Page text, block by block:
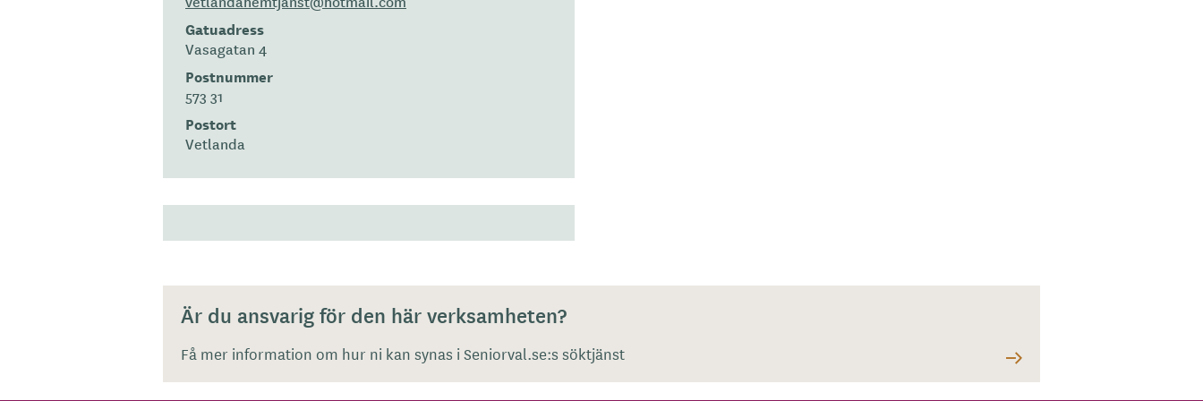
Gatuadress
Vasagatan 4
Postnummer
573 31
Postort
Vetlanda
Är du ansvarig för den här verksamheten?
Få mer information om hur ni kan synas i Seniorval.se:s söktjänst